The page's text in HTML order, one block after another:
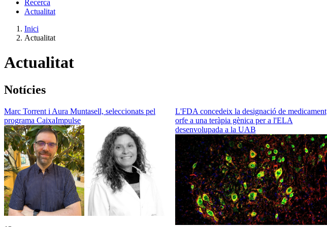
Recerca
Actualitat
Inici
Actualitat
Actualitat
Notícies
Marc Torrent i Aura Muntasell, seleccionats pel
programa CaixaImpulse
L'FDA concedeix la designació de medicament
orfe a una teràpia gènica per a l'ELA
desenvolupada a la UAB